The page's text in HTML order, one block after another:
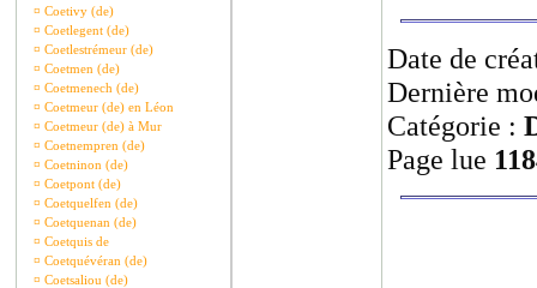
¤ Coetivy (de)
¤ Coetlegent (de)
¤ Coetlestrémeur (de)
¤ Coetmen (de)
¤ Coetmenech (de)
¤ Coetmeur (de) en Léon
¤ Coetmeur (de) à Mur
¤ Coetnempren (de)
¤ Coetninon (de)
¤ Coetpont (de)
¤ Coetquelfen (de)
¤ Coetquenan (de)
¤ Coetquis de
¤ Coetquévéran (de)
¤ Coetsaliou (de)
Date de
Dernière
Catégorie :
Page lue